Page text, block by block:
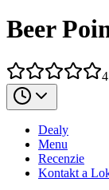
Beer
Dealy
Menu
Recenzie
Kontakt a